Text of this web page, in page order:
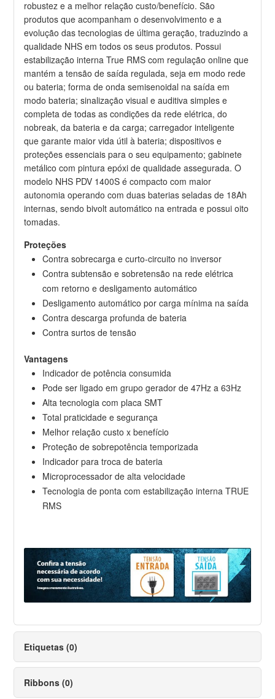
robustez e a melhor relação custo/benefício. São
produtos que acompanham o desenvolvimento e a
evolução das tecnologias de última geração, traduzindo a
qualidade NHS em todos os seus produtos. Possui
estabilização interna True RMS com regulação online que
mantém a tensão de saída regulada, seja em modo rede
ou bateria; forma de onda semisenoidal na saída em
modo bateria; sinalização visual e auditiva simples e
completa de todas as condições da rede elétrica, do
nobreak, da bateria e da carga; carregador inteligente
que garante maior vida útil à bateria; dispositivos e
proteções essenciais para o seu equipamento; gabinete
metálico com pintura epóxi de qualidade assegurada. O
modelo NHS PDV 1400S é compacto com maior
autonomia operando com duas baterias seladas de 18Ah
internas, sendo bivolt automático na entrada e possui oito
tomadas.
Proteções
Contra sobrecarga e curto-circuito no inversor
Contra subtensão e sobretensão na rede elétrica
com retorno e desligamento automático
Desligamento automático por carga mínima na saída
Contra descarga profunda de bateria
Contra surtos de tensão
Vantagens
Indicador de potência consumida
Pode ser ligado em grupo gerador de 47Hz a 63Hz
Alta tecnologia com placa SMT
Total praticidade e segurança
Melhor relação custo x benefício
Proteção de sobrepotência temporizada
Indicador para troca de bateria
Microprocessador de alta velocidade
Tecnologia de ponta com estabilização interna TRUE
RMS
Etiquetas (0)
Ribbons (0)